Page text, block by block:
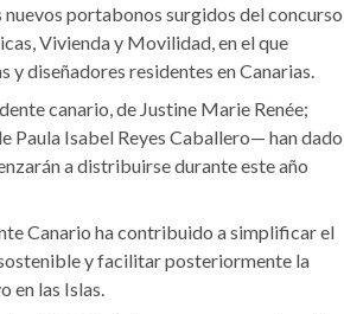
portabonos surgidos del concurso
Vivienda y Movilidad, en el que
diseñadores residentes en Canarias.
canario, de Justine Marie Renée;
Paula Isabel Reyes Caballero— han dado
a distribuirse durante este año
Canario ha contribuido a simplificar el
y facilitar posteriormente la
en las Islas.